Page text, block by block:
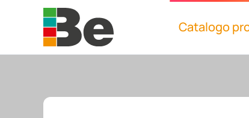
Skip to main content Catalogo